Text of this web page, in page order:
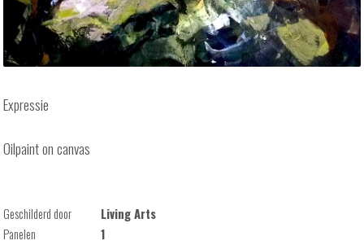
Expressie
Oilpaint on canvas
Geschilderd door
Living Arts
Panelen
1